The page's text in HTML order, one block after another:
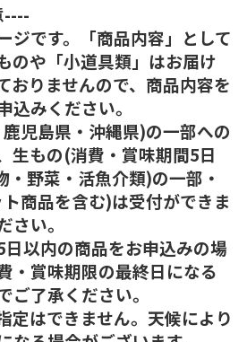
----
ジです。「商品内容」として
のや「小道具類」はお届け
おりませんので、商品内容を
込みください。
児島県・沖縄県)の一部への
生もの(消費・賞味期間5日
野菜・活魚介類)の一部・
商品を含む)は受付ができま
さい。
以内の商品をお申込みの場
・賞味期限の最終日になる
ご了承ください。
定はできません。天候により